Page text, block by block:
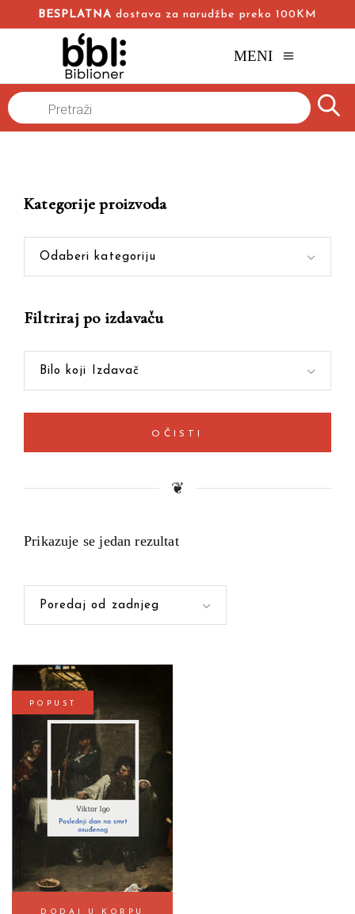
BESPLATNA dostava za narudžbe preko 100KM
MENI
Naslovna
Products
search
Prikazuje se jedan rezultat
Poredaj od zadnjeg
POPUST
DODAJ U KORPU
Kategorije proizvoda
Odaberi kategoriju
Filtriraj po izdavaču
Bilo koji Izdavač
OČISTI
❦